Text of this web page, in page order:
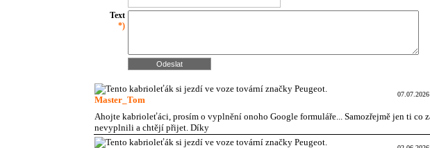
Text
*)
Master_Tom
Ahojte kabrioleťáci, prosím o vyplnění onoho Google formuláře... Samozřejmě jen ti co
nevyplnili a chtějí přijet. Díky